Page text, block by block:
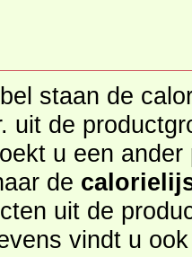
staan de
uit de
de
uit de